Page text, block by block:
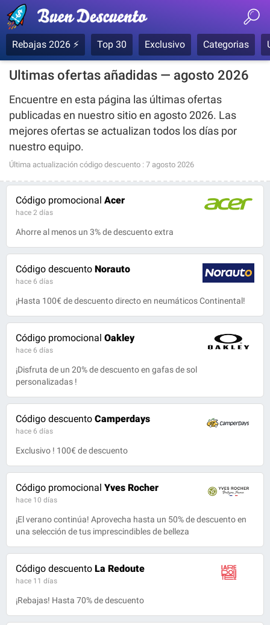
Rebajas 2026 ⚡ Top 30 Exclusivo Categorias
Ultimas ofertas añadidas — agosto 2026
Encuentre en esta página las últimas ofertas
publicadas en nuestro sitio en agosto 2026. Las
mejores ofertas se actualizan todos los días por
nuestro equipo.
Última actualización código descuento : 7 agosto 2026
Código promocional Acer
hace 2 días
Ahorre al menos un 3% de descuento extra
Código descuento Norauto
hace 6 días
¡Hasta 100€ de descuento directo en neumáticos Continental!
Código promocional Oakley
hace 6 días
¡Disfruta de un 20% de descuento en gafas de sol
personalizadas !
Código descuento Camperdays
hace 6 días
Exclusivo ! 100€ de descuento
Código promocional Yves Rocher
hace 10 días
¡El verano continúa! Aprovecha hasta un 50% de descuento en
una selección de tus imprescindibles de belleza
Código descuento La Redoute
hace 11 días
¡Rebajas! Hasta 70% de descuento